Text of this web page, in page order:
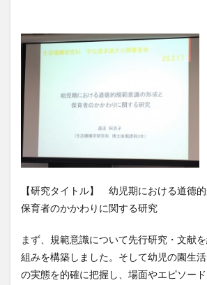
【研究タイトル】 幼児期における道徳
保育者のかかわりに関する研究
まず、規範意識について先行研究・文献
組みを構築しました。そして幼児の園生
の実態を的確に把握し、場面やエピソー